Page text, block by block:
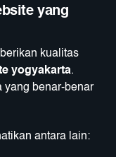
yang
kualitas
yogyakarta.
yang benar-benar
antara lain: